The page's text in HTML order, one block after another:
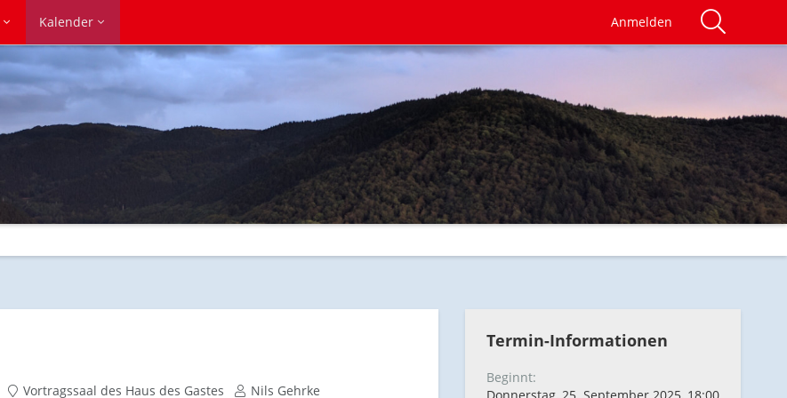
Kalender Anmelden
Vortragssaal des Haus des Gastes
Nils Gehrke
Termin-Informationen
Beginnt
Donnerstag, 25. September 2025, 18:00